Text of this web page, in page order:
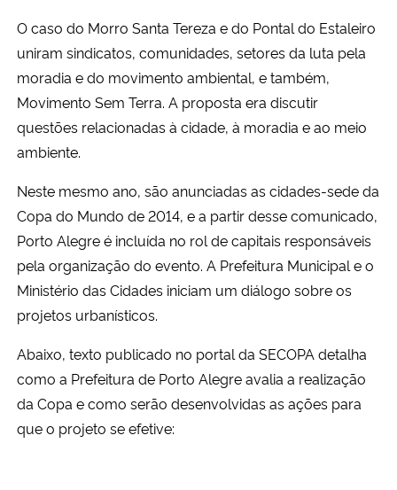
O caso do Morro Santa Tereza e do Pontal do Estaleiro
uniram sindicatos, comunidades, setores da luta pela
moradia e do movimento ambiental, e também,
Movimento Sem Terra. A proposta era discutir
questões relacionadas à cidade, à moradia e ao meio
ambiente.
Neste mesmo ano, são anunciadas as cidades-sede da
Copa do Mundo de 2014, e a partir desse comunicado,
Porto Alegre é incluída no rol de capitais responsáveis
pela organização do evento. A Prefeitura Municipal e o
Ministério das Cidades iniciam um diálogo sobre os
projetos urbanísticos.
Abaixo, texto publicado no portal da SECOPA detalha
como a Prefeitura de Porto Alegre avalia a realização
da Copa e como serão desenvolvidas as ações para
que o projeto se efetive: